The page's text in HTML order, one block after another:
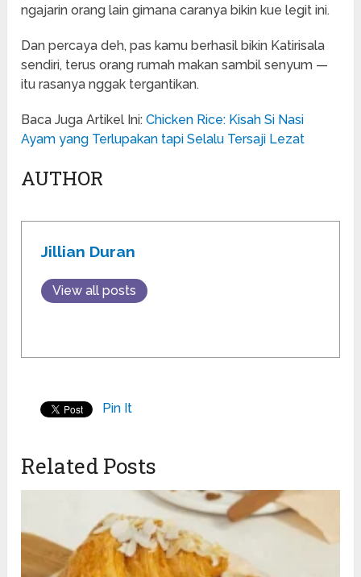
ngajarin orang lain gimana caranya bikin kue legit ini.
Dan percaya deh, pas kamu berhasil bikin Katirisala
sendiri, terus orang rumah makan sambil senyum —
itu rasanya nggak tergantikan.
Baca Juga Artikel Ini:Chicken Rice: Kisah Si Nasi
Ayam yang Terlupakan tapi Selalu Tersaji Lezat
AUTHOR
Jillian Duran
View all posts
Pin It
Related Posts